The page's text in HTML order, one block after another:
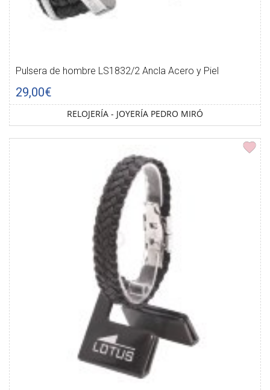
Pulsera de hombre LS1832/2 Ancla Acero y Piel
29,00€
RELOJERÍA - JOYERÍA PEDRO MIRÓ